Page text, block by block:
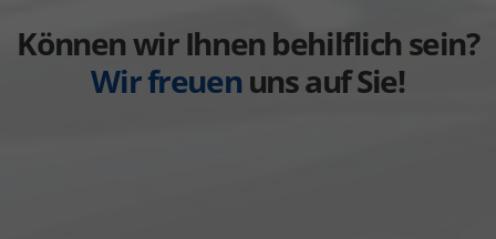
anzeigen
Können wir Ihnen behilflich sein?
Wir freuenuns auf Sie!